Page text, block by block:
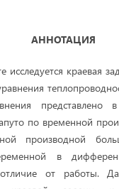
АННОТАЦИЯ
исследуется краевая
по временной
производной
в
от работы.